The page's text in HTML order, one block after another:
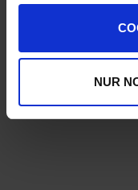
NUR
Herstellerinformationen
Ulmer Straße 128
72555 Metzingen